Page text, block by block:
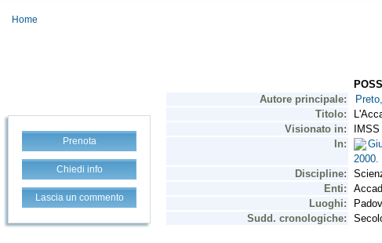
Home
Prenota
Chiedi info
Lascia un commento